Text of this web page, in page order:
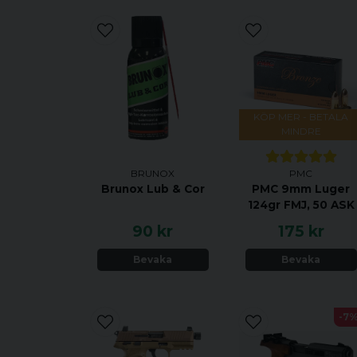
BRUNOX
Brunox Lub & Cor
90 kr
Bevaka
KÖP MER - BETALA
MINDRE
PMC
PMC 9mm Luger
124gr FMJ, 50 ASK
175 kr
Bevaka
-7%